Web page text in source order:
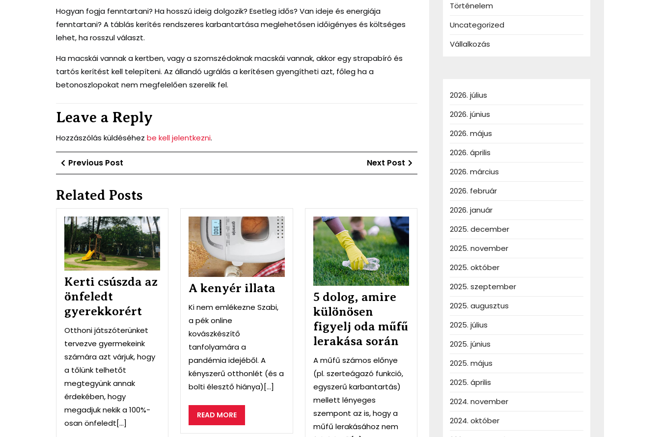
Hogyan fogja fenntartani? Ha hosszú ideig dolgozik? Esetleg idős? Van ideje és energiája
fenntartani? A táblás kerítés rendszeres karbantartása meglehetősen időigényes és költséges
lehet, ha rosszul választ.
Ha macskái vannak a kertben, vagy a szomszédoknak macskái vannak, akkor egy strapabíró és
tartós kerítést kell telepíteni. Az állandó ugrálás a kerítésen gyengítheti azt, főleg ha a
betonoszlopokat nem megfelelően szerelik fel.
Leave a Reply
Hozzászólás küldéséhez be kell jelentkezni.
Bejegyzés
navigáció
Previous Post
Post
Next Post
Post
Related Posts
Kerti
csúszda
önfeledt
gyerekkorért
Kerti csúszda az
önfeledt
gyerekkorért
Otthoni játszóterünket
tervezve gyermekeink
számára azt várjuk, hogy
a tőlünk telhetőt
megtegyünk annak
érdekében, hogy
megadjuk nekik a 100%-
osan önfeledt[...]
A kenyér illata
Ki nem emlékezne Szabi,
a pék online
kovászkészítő
tanfolyamára a
pandémia idejéből. A
kényszerű otthonlét (és a
bolti élesztő hiánya)[...]
READ MOREREAD
MORE
5
dolog,
különösen
figyelj
oda
műfű
5 dolog, amire
különösen
figyelj oda műfű
lerakása során
A műfű számos előnye
(pl. szerteágazó funkció,
egyszerű karbantartás)
mellett lényeges
szempont az is, hogy a
műfű lerakásához nem
Történelem
Uncategorized
Vállalkozás
2026. július
2026. június
2026. május
2026. április
2026. március
2026. február
2026. január
2025. december
2025. november
2025. október
2025. szeptember
2025. augusztus
2025. július
2025. június
2025. május
2025. április
2024. november
2024. október